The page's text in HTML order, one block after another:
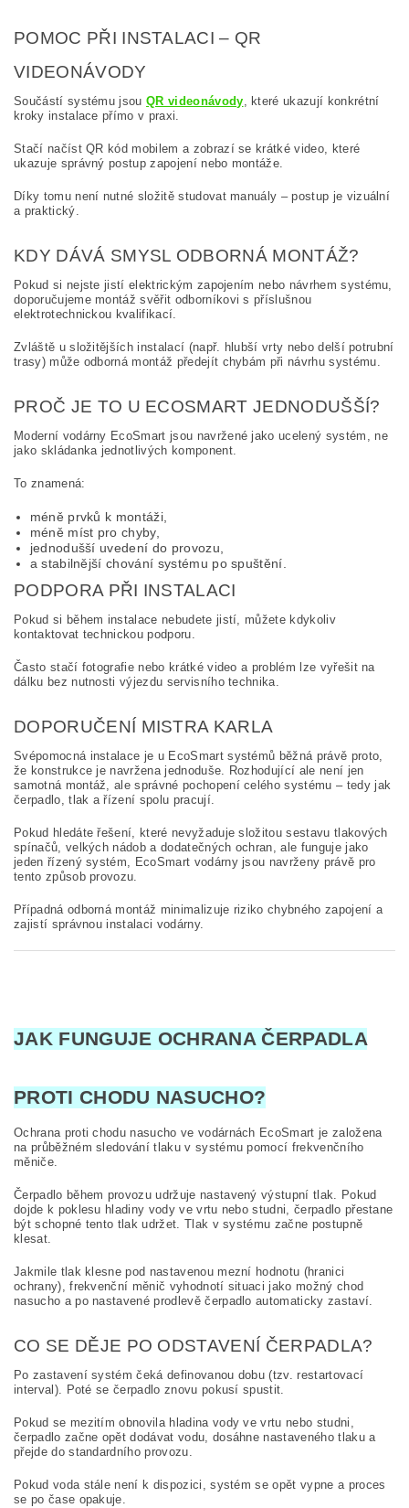
POMOC PŘI INSTALACI – QR
VIDEONÁVODY
Součástí systému jsouQR videonávody, které ukazují konkrétní
kroky instalace přímo v praxi.
Stačí načíst QR kód mobilem a zobrazí se krátké video, které
ukazuje správný postup zapojení nebo montáže.
Díky tomu není nutné složitě studovat manuály – postup je vizuální
a praktický.
KDY DÁVÁ SMYSL ODBORNÁ MONTÁŽ?
Pokud si nejste jistí elektrickým zapojením nebo návrhem systému,
doporučujeme montáž svěřit odborníkovi s příslušnou
elektrotechnickou kvalifikací.
Zvláště u složitějších instalací (např. hlubší vrty nebo delší potrubní
trasy) může odborná montáž předejít chybám při návrhu systému.
PROČ JE TO U ECOSMART JEDNODUŠŠÍ?
Moderní vodárny EcoSmart jsou navržené jako ucelený systém, ne
jako skládanka jednotlivých komponent.
To znamená:
méně prvků k montáži,
méně míst pro chyby,
jednodušší uvedení do provozu,
a stabilnější chování systému po spuštění.
PODPORA PŘI INSTALACI
Pokud si během instalace nebudete jistí, můžete kdykoliv
kontaktovat technickou podporu.
Často stačí fotografie nebo krátké video a problém lze vyřešit na
dálku bez nutnosti výjezdu servisního technika.
DOPORUČENÍ MISTRA KARLA
Svépomocná instalace je u EcoSmart systémů běžná právě proto,
že konstrukce je navržena jednoduše. Rozhodující ale není jen
samotná montáž, ale správné pochopení celého systému – tedy jak
čerpadlo, tlak a řízení spolu pracují.
Pokud hledáte řešení, které nevyžaduje složitou sestavu tlakových
spínačů, velkých nádob a dodatečných ochran, ale funguje jako
jeden řízený systém, EcoSmart vodárny jsou navrženy právě pro
tento způsob provozu.
Případná odborná montáž minimalizuje riziko chybného zapojení a
zajistí správnou instalaci vodárny.
JAK FUNGUJE OCHRANA ČERPADLA
PROTI CHODU NASUCHO?
Ochrana proti chodu nasucho ve vodárnách EcoSmart je založena
na průběžném sledování tlaku v systému pomocí frekvenčního
měniče.
Čerpadlo během provozu udržuje nastavený výstupní tlak. Pokud
dojde k poklesu hladiny vody ve vrtu nebo studni, čerpadlo přestane
být schopné tento tlak udržet. Tlak v systému začne postupně
klesat.
Jakmile tlak klesne pod nastavenou mezní hodnotu (hranici
ochrany), frekvenční měnič vyhodnotí situaci jako možný chod
nasucho a po nastavené prodlevě čerpadlo automaticky zastaví.
CO SE DĚJE PO ODSTAVENÍ ČERPADLA?
Po zastavení systém čeká definovanou dobu (tzv. restartovací
interval). Poté se čerpadlo znovu pokusí spustit.
Pokud se mezitím obnovila hladina vody ve vrtu nebo studni,
čerpadlo začne opět dodávat vodu, dosáhne nastaveného tlaku a
přejde do standardního provozu.
Pokud voda stále není k dispozici, systém se opět vypne a proces
se po čase opakuje.